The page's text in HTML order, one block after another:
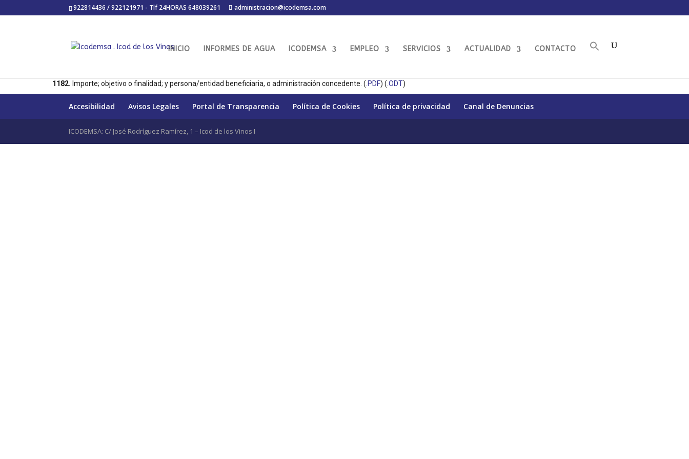
922814436 / 922121971 - Tlf 24HORAS 648039261 administracion@icodemsa.com
INICIO INFORMES DE AGUA ICODEMSA EMPLEO SERVICIOS ACTUALIDAD CONTACTO
1182. Importe; objetivo o finalidad; y persona/entidad beneficiaria, o administración concedente. ( .PDF) ( .ODT)
Accesibilidad Avisos Legales Portal de Transparencia Política de Cookies Política de privacidad Canal de Denuncias
ICODEMSA: C/ José Rodríguez Ramírez, 1 – Icod de los Vinos I